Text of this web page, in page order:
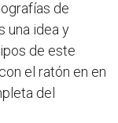
de
una idea y
de este
el ratón en en
del